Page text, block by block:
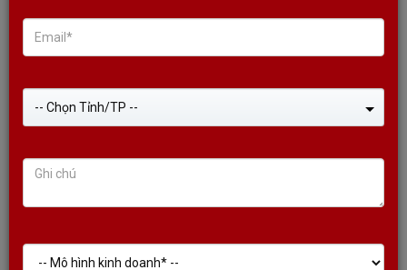
LOA XÁCH TAY KODA KDT88 CHÍNH HÃNG (TẶNG KÈM 2 MIC
KHÔNG DÂY)
-- Chọn Tỉnh/TP --